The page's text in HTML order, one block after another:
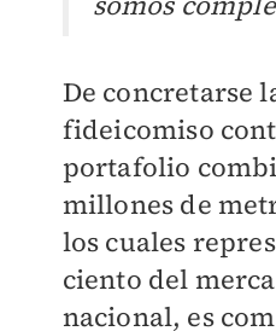
De concretarse
fideicomiso
portafolio
millones de
los cuales
ciento del
nacional, es